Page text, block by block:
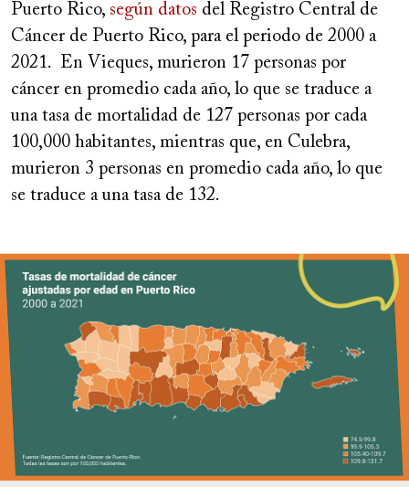
Puerto Rico, según datos del Registro Central de
Cáncer de Puerto Rico, para el periodo de 2000 a
2021. En Vieques, murieron 17 personas por
cáncer en promedio cada año, lo que se traduce a
una tasa de mortalidad de 127 personas por cada
100,000 habitantes, mientras que, en Culebra,
murieron 3 personas en promedio cada año, lo que
se traduce a una tasa de 132.
Image